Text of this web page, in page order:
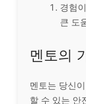
경험
큰 도
멘토의
멘토는 당신
할 수 있는 안